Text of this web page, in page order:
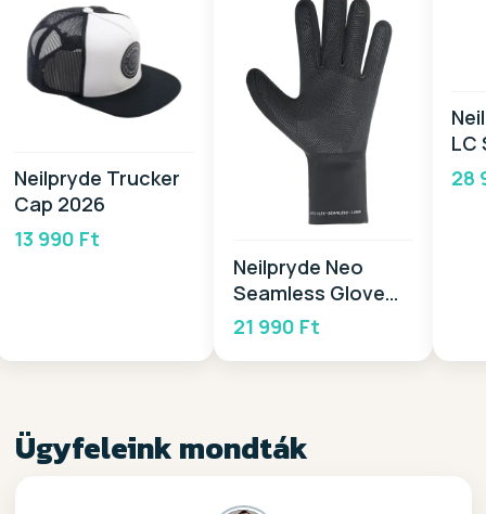
Neilpryde Trucker
Cap 2026
13 990 Ft
Neilpryde Neo
Seamless Glove
1,5mm 2026
21 990 Ft
LC
28
Ügyfeleink mondták